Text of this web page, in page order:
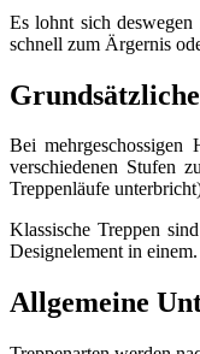
Es lohnt sich
schnell zum Ärgernis
Bei mehrgeschossigen
verschiedenen Stufen
Treppenläufe
Klassische Treppen
Designelement in
Allgemeine